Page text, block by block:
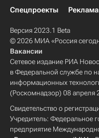
Спецпроекты
Реклама
Версия 2023.1 Beta
© 2026 МИА «Россия
Вакансии
Сетевое издание РИА
в Федеральной службе по
информационных
(Роскомнадзор) 08 апреля
Свидетельство о
Учредитель: Федеральное
предприятие